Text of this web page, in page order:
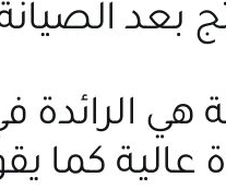
بعد
هي
كما